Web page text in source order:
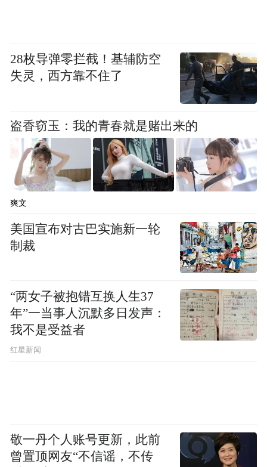
频)为凤凰网旗下自媒体平台“大风号”用户上传并发
布，本平台仅提供信息存储空间服务。
Notice: The content above (including the videos,
pictures and audios if any) is uploaded and posted
platform and merely provides information storage
space services.”
28枚导弹零拦截！基辅防空
失灵，西方靠不住了
盗香窃玉：我的青春就是赌出来的
爽文
美国宣布对古巴实施新一轮
制裁
“两女子被抱错互换人生37
年”一当事人沉默多日发声：
我不是受益者
红星新闻
敬一丹个人账号更新，此前
曾置顶网友“不信谣，不传